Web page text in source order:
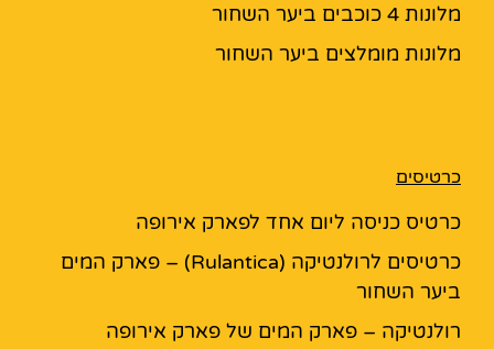
מלונות 4 כוכבים ביער השחור
מלונות מומלצים ביער השחור
כרטיסים
כרטיס כניסה ליום אחד לפארק אירופה
כרטיסים לרולנטיקה (Rulantica) – פארק המים
ביער השחור
רולנטיקה – פארק המים של פארק אירופה